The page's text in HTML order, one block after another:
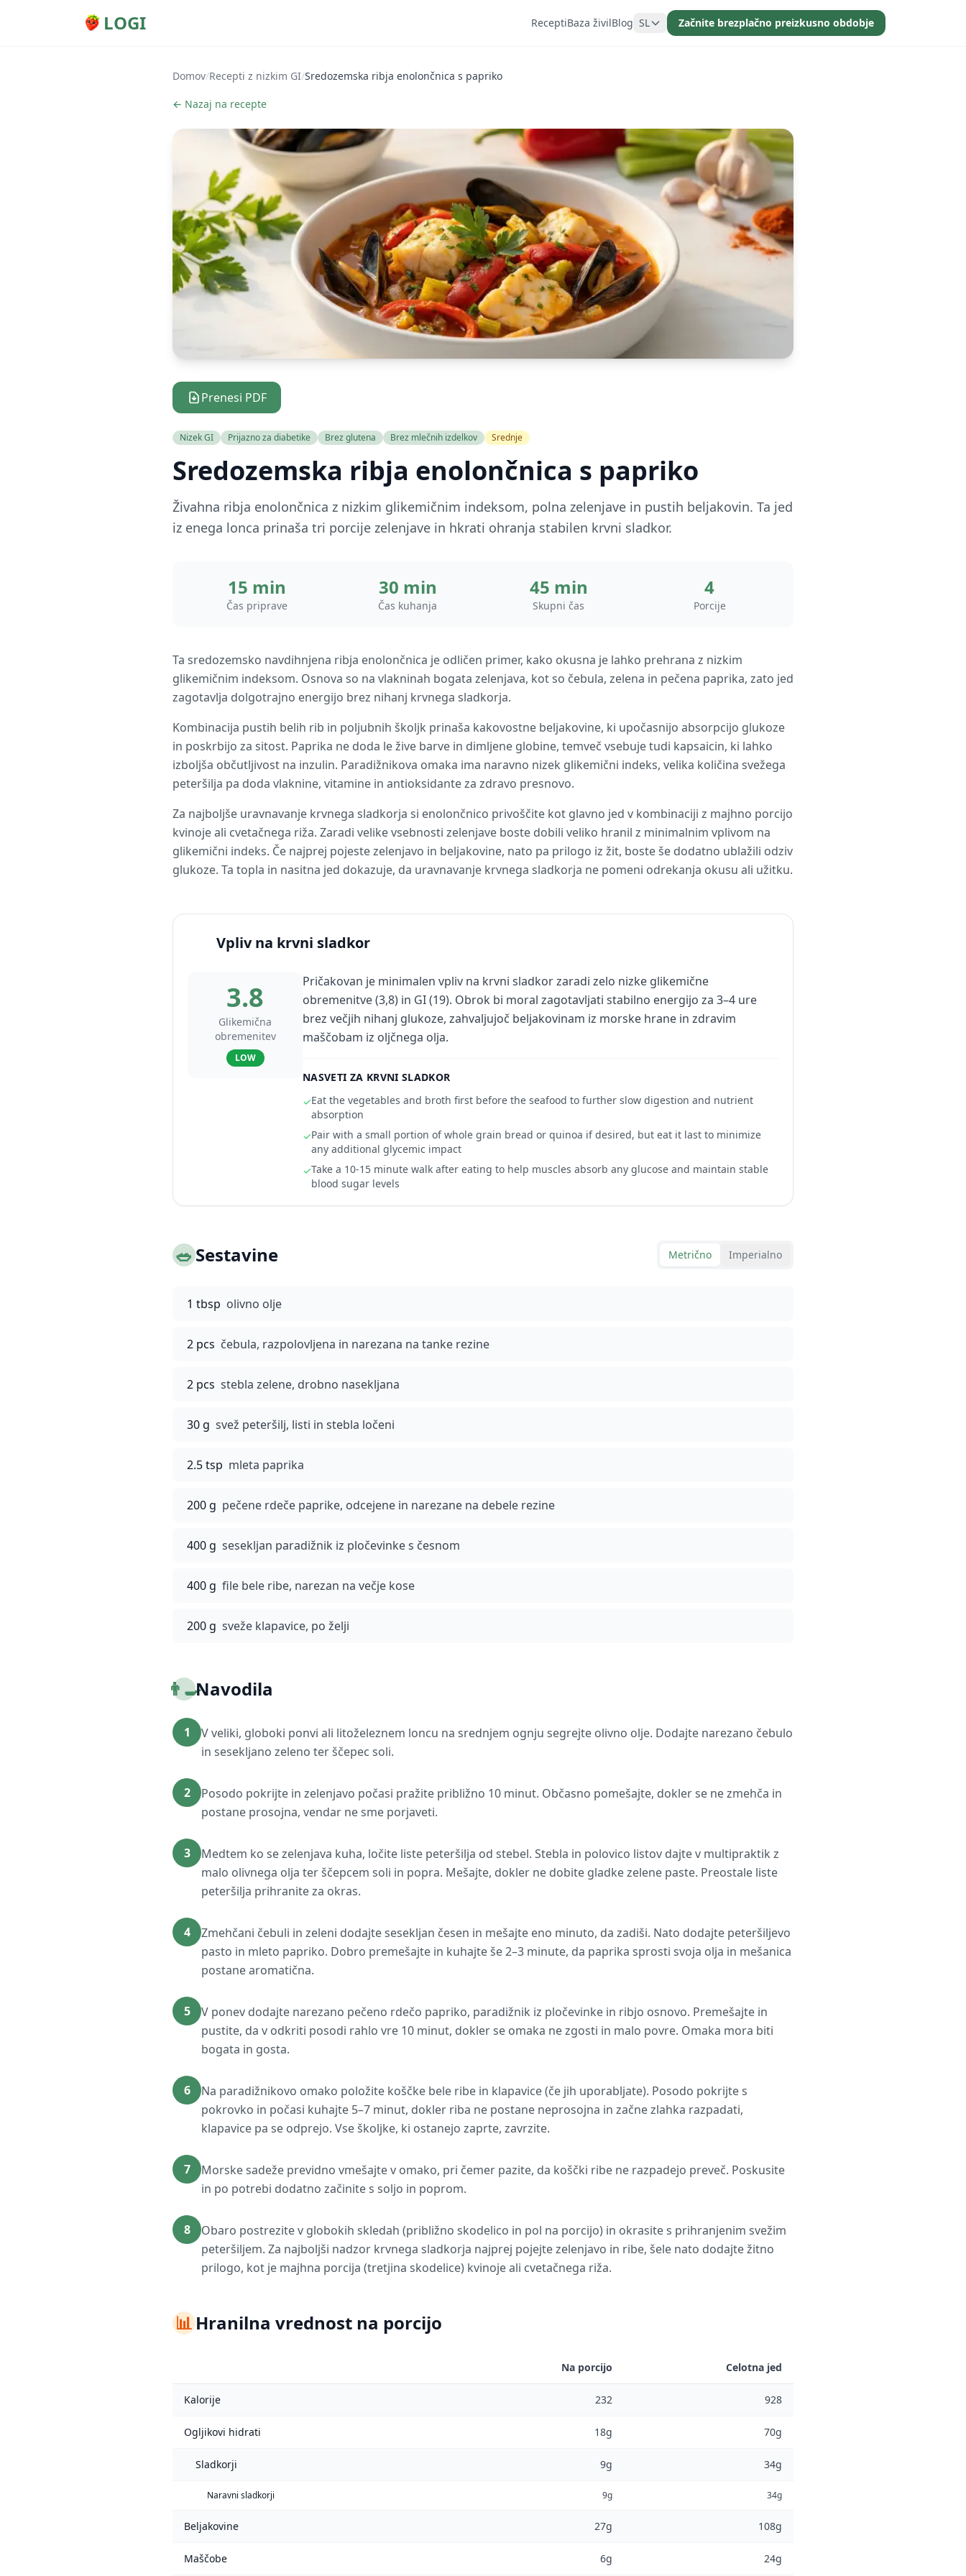
LOGI ReceptiBaza živilBlog SL Začnite brezplačno preizkusno obdobje
Domov/Recepti z nizkim GI/Sredozemska ribja enolončnica s papriko
← Nazaj na recepte
Prenesi PDF
Nizek GI Prijazno za diabetike Brez glutena Brez mlečnih izdelkov Srednje
Sredozemska ribja enolončnica s papriko
Živahna ribja enolončnica z nizkim glikemičnim indeksom, polna zelenjave in pustih beljakovin. Ta jed
iz enega lonca prinaša tri porcije zelenjave in hkrati ohranja stabilen krvni sladkor.
15 min
Čas priprave
30 min
Čas kuhanja
45 min
Skupni čas
4
Porcije
Ta sredozemsko navdihnjena ribja enolončnica je odličen primer, kako okusna je lahko prehrana z nizkim
glikemičnim indeksom. Osnova so na vlakninah bogata zelenjava, kot so čebula, zelena in pečena paprika, zato jed
zagotavlja dolgotrajno energijo brez nihanj krvnega sladkorja.
Kombinacija pustih belih rib in poljubnih školjk prinaša kakovostne beljakovine, ki upočasnijo absorpcijo glukoze
in poskrbijo za sitost. Paprika ne doda le žive barve in dimljene globine, temveč vsebuje tudi kapsaicin, ki lahko
izboljša občutljivost na inzulin. Paradižnikova omaka ima naravno nizek glikemični indeks, velika količina svežega
peteršilja pa doda vlaknine, vitamine in antioksidante za zdravo presnovo.
Za najboljše uravnavanje krvnega sladkorja si enolončnico privoščite kot glavno jed v kombinaciji z majhno porcijo
kvinoje ali cvetačnega riža. Zaradi velike vsebnosti zelenjave boste dobili veliko hranil z minimalnim vplivom na
glikemični indeks. Če najprej pojeste zelenjavo in beljakovine, nato pa prilogo iz žit, boste še dodatno ublažili odziv
glukoze. Ta topla in nasitna jed dokazuje, da uravnavanje krvnega sladkorja ne pomeni odrekanja okusu ali užitku.
Vpliv na krvni sladkor
3.8
Glikemična
obremenitev
LOW
Pričakovan je minimalen vpliv na krvni sladkor zaradi zelo nizke glikemične
obremenitve (3,8) in GI (19). Obrok bi moral zagotavljati stabilno energijo za 3–4 ure
brez večjih nihanj glukoze, zahvaljujoč beljakovinam iz morske hrane in zdravim
maščobam iz oljčnega olja.
NASVETI ZA KRVNI SLADKOR
✓Eat the vegetables and broth first before the seafood to further slow digestion and nutrient
absorption
✓Pair with a small portion of whole grain bread or quinoa if desired, but eat it last to minimize
any additional glycemic impact
✓Take a 10-15 minute walk after eating to help muscles absorb any glucose and maintain stable
blood sugar levels
🥗Sestavine Metrično Imperialno
1 tbsp olivno olje
2 pcs čebula, razpolovljena in narezana na tanke rezine
2 pcs stebla zelene, drobno nasekljana
30 g svež peteršilj, listi in stebla ločeni
2.5 tsp mleta paprika
200 g pečene rdeče paprike, odcejene in narezane na debele rezine
400 g sesekljan paradižnik iz pločevinke s česnom
400 g file bele ribe, narezan na večje kose
200 g sveže klapavice, po želji
👨‍🍳Navodila
1
V veliki, globoki ponvi ali litoželeznem loncu na srednjem ognju segrejte olivno olje. Dodajte narezano čebulo
in sesekljano zeleno ter ščepec soli.
2
Posodo pokrijte in zelenjavo počasi pražite približno 10 minut. Občasno pomešajte, dokler se ne zmehča in
postane prosojna, vendar ne sme porjaveti.
3
Medtem ko se zelenjava kuha, ločite liste peteršilja od stebel. Stebla in polovico listov dajte v multipraktik z
malo olivnega olja ter ščepcem soli in popra. Mešajte, dokler ne dobite gladke zelene paste. Preostale liste
peteršilja prihranite za okras.
4
Zmehčani čebuli in zeleni dodajte sesekljan česen in mešajte eno minuto, da zadiši. Nato dodajte peteršiljevo
pasto in mleto papriko. Dobro premešajte in kuhajte še 2–3 minute, da paprika sprosti svoja olja in mešanica
postane aromatična.
5
V ponev dodajte narezano pečeno rdečo papriko, paradižnik iz pločevinke in ribjo osnovo. Premešajte in
pustite, da v odkriti posodi rahlo vre 10 minut, dokler se omaka ne zgosti in malo povre. Omaka mora biti
bogata in gosta.
6
Na paradižnikovo omako položite koščke bele ribe in klapavice (če jih uporabljate). Posodo pokrijte s
pokrovko in počasi kuhajte 5–7 minut, dokler riba ne postane neprosojna in začne zlahka razpadati,
klapavice pa se odprejo. Vse školjke, ki ostanejo zaprte, zavrzite.
7
Morske sadeže previdno vmešajte v omako, pri čemer pazite, da koščki ribe ne razpadejo preveč. Poskusite
in po potrebi dodatno začinite s soljo in poprom.
8
Obaro postrezite v globokih skledah (približno skodelico in pol na porcijo) in okrasite s prihranjenim svežim
peteršiljem. Za najboljši nadzor krvnega sladkorja najprej pojejte zelenjavo in ribe, šele nato dodajte žitno
prilogo, kot je majhna porcija (tretjina skodelice) kvinoje ali cvetačnega riža.
📊Hranilna vrednost na porcijo
Na porcijo Celotna jed
Kalorije 232 928
Ogljikovi hidrati 18g 70g
Sladkorji 9g 34g
Naravni sladkorji 9g 34g
Beljakovine 27g 108g
Maščobe 6g 24g